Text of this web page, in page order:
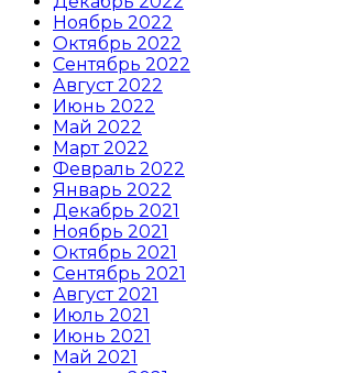
Ноябрь 2022
Октябрь 2022
Сентябрь 2022
Август 2022
Июнь 2022
Май 2022
Март 2022
Февраль 2022
Январь 2022
Декабрь 2021
Ноябрь 2021
Октябрь 2021
Сентябрь 2021
Август 2021
Июль 2021
Июнь 2021
Май 2021